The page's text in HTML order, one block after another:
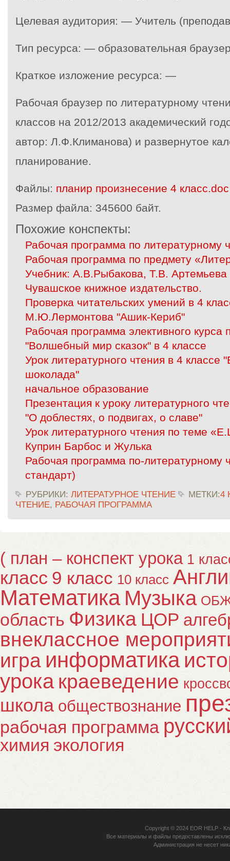
Целевая аудитория: — Учитель
Тип ресурса: — образовательная
Краткое изложение ресурса: —
Рабочая браузер по литературному
классов на 2012/2013 академический
автор: Л.Ф.Климанова) и развернутое
планирование.
Файлы: планир произнесение 4 класс.doc
Размер файла: 345600 байт.
Похожие конспекты:
Рабочая программа по литературному
Рабочая программа по предмету
Учебник: А.В.Рыбакова, Т.В.
Чувашское книжное издательство.
Проверка читательских умений в 4
М.Ю.Лермонтова "Ашик-Кериб"
Рабочая программа элективного
"Волшебный мир сказок" в 4 классе
Урок литературного чтения в 4 классе
шоколада"
начальное образование
Презентация к уроку литературного
"О доблестях, о подвигах, о славе"
Урок литературного чтения по теме
Куприн Барбос и Жулька
Рабочая программа по-литературному
стандарт)
РУБРИКИ: ЛИТЕРАТУРНОЕ ЧТЕНИЕ МЕТКИ:4
ЧТЕНИЕ, РАБОЧАЯ ПРОГРАММА
( план – конспект урока 1
класс 9 класс 10 класс
Математика Музыка
область Физика ЦОР
внеклассное
игра информатика
урока краеведение
школа обществознание
рабочая программа
химия экология
Copyright © 2024 EOR HELP-
Все материалы и файлы предоставлены
Администрация не несет